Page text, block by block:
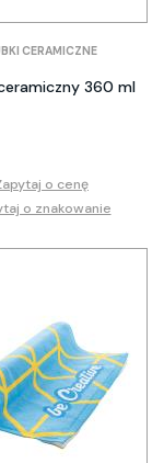
CERAMICZNE
360 ml
o cenę
o znakowanie